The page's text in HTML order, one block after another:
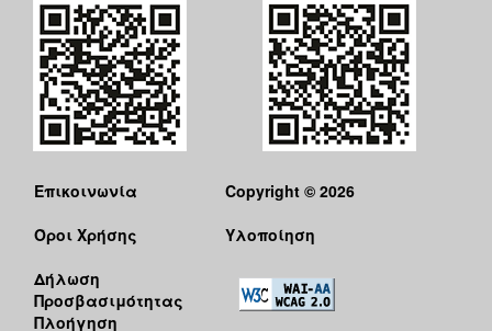
Επικοινωνία
Όροι Χρήσης
Δήλωση
Προσβασιμότητας
Πλοήγηση
Copyright © 2026
Υλοποίηση